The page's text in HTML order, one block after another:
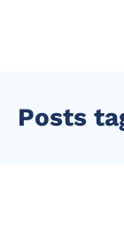
Posts